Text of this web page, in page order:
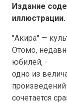
Издание
иллюстрации.
"Акира" —
Отомо,
юбилей, -
одно из
сочетается